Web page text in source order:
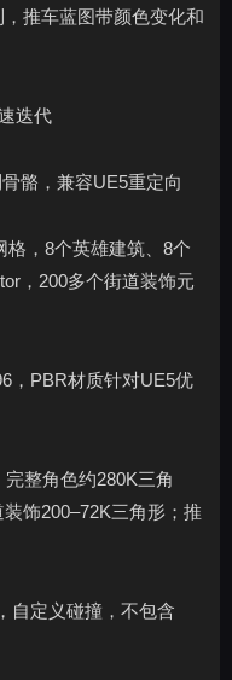
推车蓝图带颜色变化和
迭代
骼，兼容UE5重定向
格，8个英雄建筑、8个
，200多个街道装饰元
，PBR材质针对UE5优
整角色约280K三角
饰200–72K三角形；推
自定义碰撞，不包含